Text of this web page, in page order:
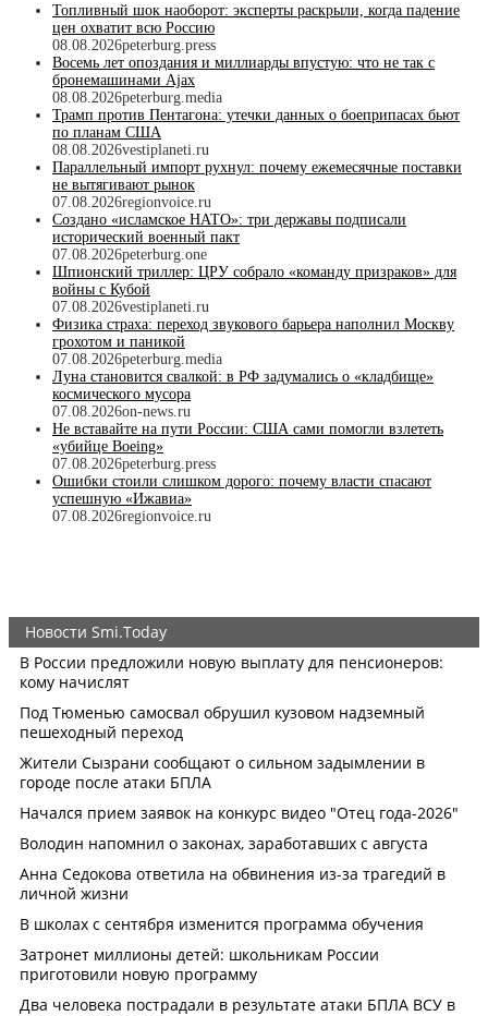
Топливный шок наоборот: эксперты раскрыли, когда падение
цен охватит всю Россию
08.08.2026peterburg.press
Восемь лет опоздания и миллиарды впустую: что не так с
бронемашинами Ajax
08.08.2026peterburg.media
Трамп против Пентагона: утечки данных о боеприпасах бьют
по планам США
08.08.2026vestiplaneti.ru
Параллельный импорт рухнул: почему ежемесячные поставки
не вытягивают рынок
07.08.2026regionvoice.ru
Создано «исламское НАТО»: три державы подписали
исторический военный пакт
07.08.2026peterburg.one
Шпионский триллер: ЦРУ собрало «команду призраков» для
войны с Кубой
07.08.2026vestiplaneti.ru
Физика страха: переход звукового барьера наполнил Москву
грохотом и паникой
07.08.2026peterburg.media
Луна становится свалкой: в РФ задумались о «кладбище»
космического мусора
07.08.2026on-news.ru
Не вставайте на пути России: США сами помогли взлететь
«убийце Boeing»
07.08.2026peterburg.press
Ошибки стоили слишком дорого: почему власти спасают
успешную «Ижавиа»
07.08.2026regionvoice.ru